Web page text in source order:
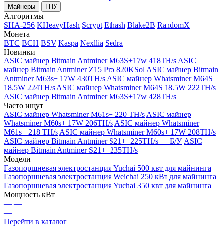
Майнеры ГПУ
Алгоритмы
SHA-256 KHeavyHash Scrypt Ethash Blake2B RandomX
Монета
BTC BCH BSV Kaspa Nexllia Sedra
Новинки
ASIC майнер Bitmain Antminer M63S+17w 418TH/s ASIC
майнер Bitmain Antminer Z15 Pro 820KSol ASIC майнер Bitmain
Antminer M63s+ 17W 430TH/s ASIC майнер Whatsminer M64S
18.5W 224TH/s ASIC майнер Whatsminer M64S 18.5W 222TH/s
ASIC майнер Bitmain Antminer M63S+17w 428TH/s
Часто ищут
ASIC майнер Whatsminer M61s+ 220 TH/s ASIC майнер
Whatsminer M60s+ 17W 206TH/s ASIC майнер Whatsminer
M61s+ 218 TH/s ASIC майнер Whatsminer M60s+ 17W 208TH/s
ASIC майнер Bitmain Antminer S21++225TH/s — Б/У ASIC
майнер Bitmain Antminer S21++235TH/s
Модели
Газопоршневая электростанция Yuchai 500 квт для майнинга
Газопоршневая электростанция Weichai 250 кВт для майнинга
Газопоршневая электростанция Yuchai 350 квт для майнинга
Мощность кВт
— —
—
Перейти в каталог